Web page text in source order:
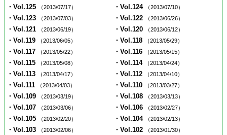
・Vol.125 （2013/07/17） ・Vol.124 （2013/07/10）
・Vol.123 （2013/07/03） ・Vol.122 （2013/06/26）
・Vol.121 （2013/06/19） ・Vol.120 （2013/06/12）
・Vol.119 （2013/06/05） ・Vol.118 （2013/05/29）
・Vol.117 （2013/05/22） ・Vol.116 （2013/05/15）
・Vol.115 （2013/05/08） ・Vol.114 （2013/04/24）
・Vol.113 （2013/04/17） ・Vol.112 （2013/04/10）
・Vol.111 （2013/04/03） ・Vol.110 （2013/03/27）
・Vol.109 （2013/03/19） ・Vol.108 （2013/03/13）
・Vol.107 （2013/03/06） ・Vol.106 （2013/02/27）
・Vol.105 （2013/02/20） ・Vol.104 （2013/02/13）
・Vol.103 （2013/02/06） ・Vol.102 （2013/01/30）